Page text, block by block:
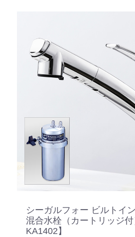
シーガルフォー ビルトイ
混合水栓（カートリッジ
KA1402】